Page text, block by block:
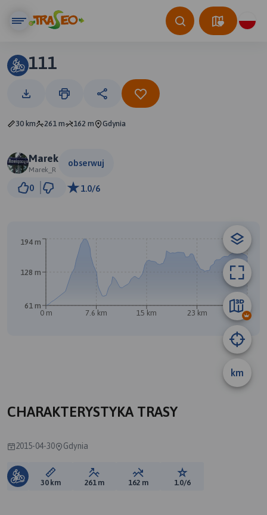
111
30 km 261 m 162 m Gdynia
Marek
Marek_R
obserwuj
0 1.0/6
km
0 m 7.6 km 15 km 23 km 30 km
61 m
128 m
194 m
CHARAKTERYSTYKA TRASY
2015-04-30 Gdynia
Długość trasy:
30 km Suma przewyższeń:
261 m Suma spadków:
162 m Ocena trasy:
1.0/6